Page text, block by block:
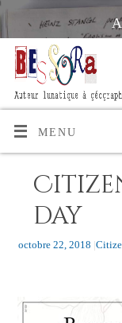
MENU
day
octobre 22, 2018 |